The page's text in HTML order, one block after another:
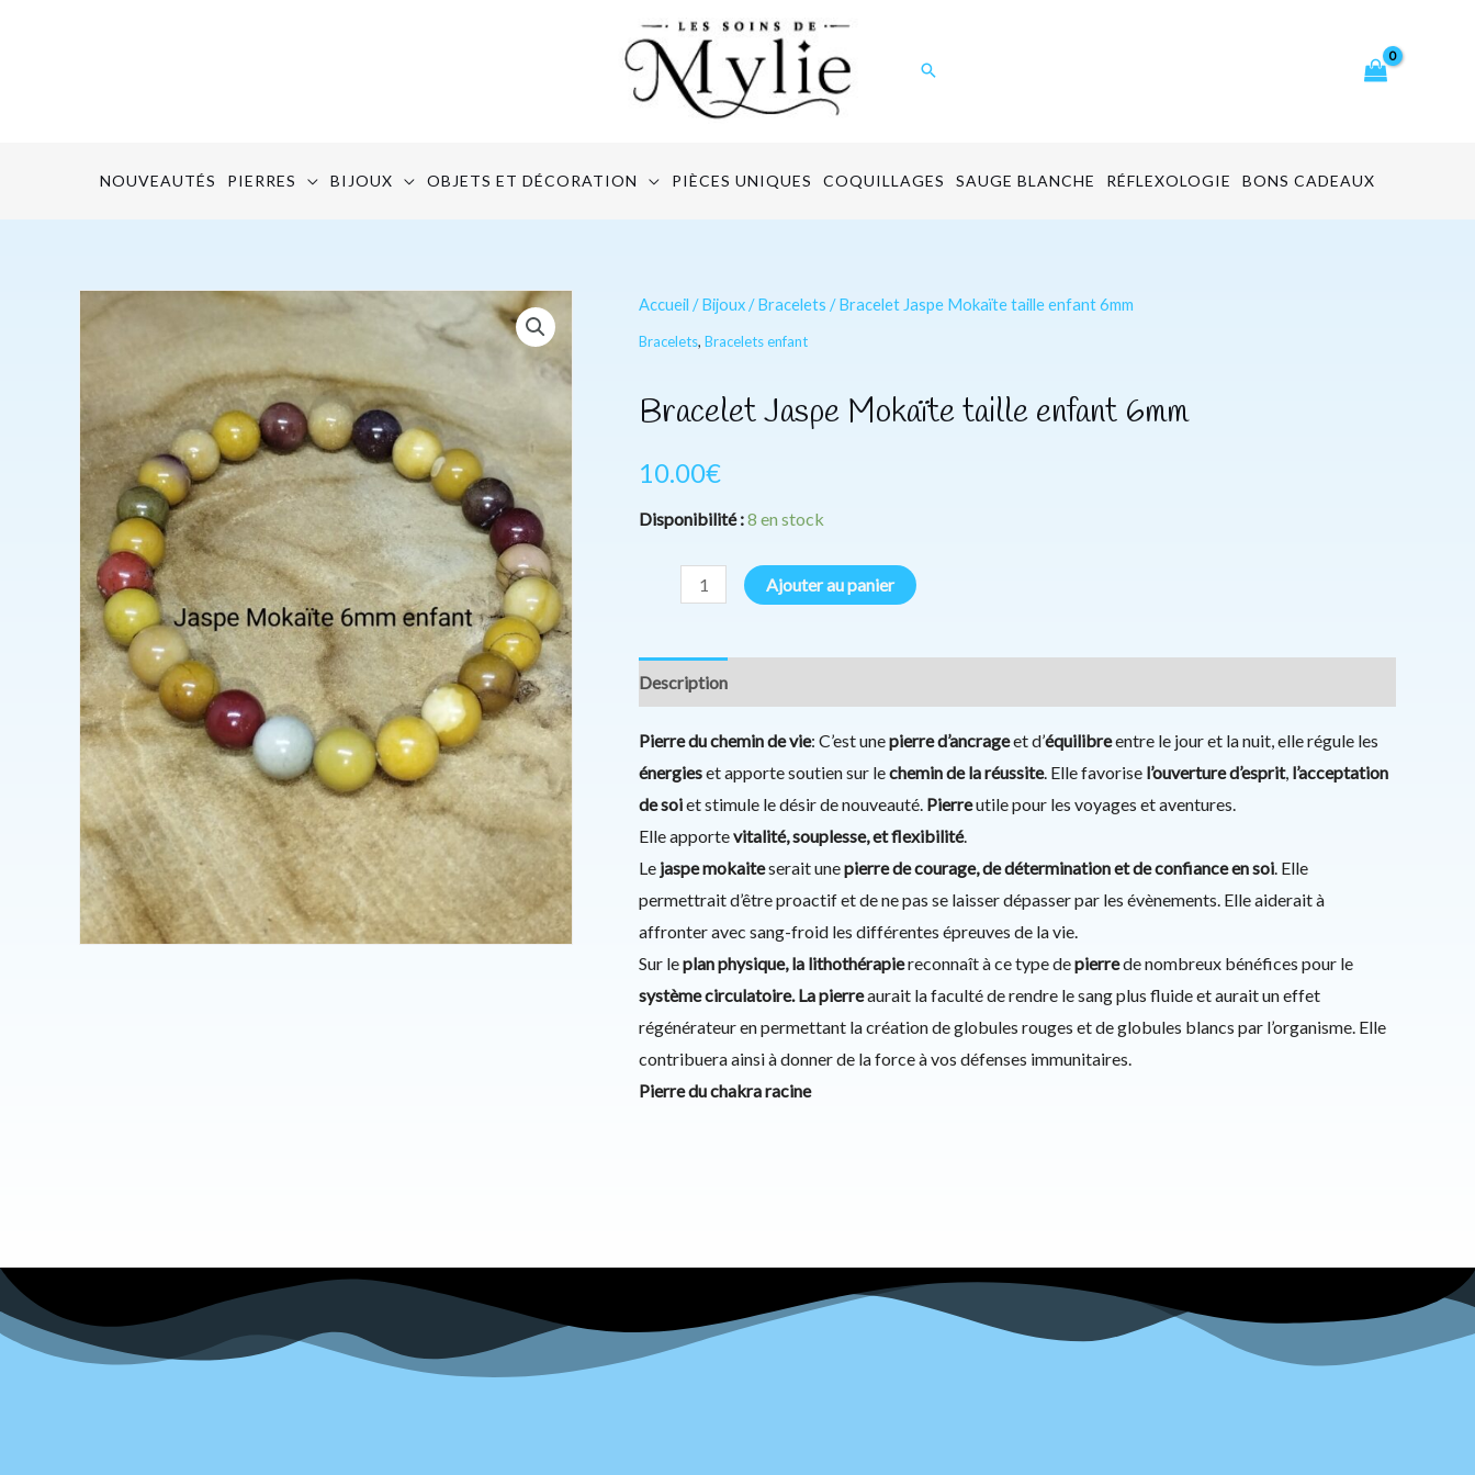
Rechercher
NOUVEAUTÉS PIERRES BIJOUX OBJETS ET DÉCORATION PIÈCES UNIQUES COQUILLAGES SAUGE BLANCHE RÉFLEXOLOGIE BONS CADEAUX
Accueil /Bijoux/Bracelets / Bracelet Jaspe Mokaïte taille enfant 6mm
Bracelets, Bracelets enfant
Bracelet Jaspe Mokaïte taille enfant 6mm
10.00€
Disponibilité :8 en stock
quantité
de
Jaspe
taille
6mm
Ajouter au panier
Description
Pierre du chemin de vie: C’est unepierre d’ancrageet d’équilibreentre le jour et la nuit, elle régule les
énergieset apporte soutien sur lechemin de la réussite. Elle favorise l’ouverture d’esprit, l’acceptation
de soiet stimule le désir de nouveauté. Pierreutile pour les voyages et aventures.
Elle apportevitalité, souplesse, et flexibilité.
Le jaspe mokaiteserait unepierre de courage, de détermination et de confiance en soi. Elle
permettrait d’être proactif et de ne pas se laisser dépasser par les évènements. Elle aiderait à
affronter avec sang-froid les différentes épreuves de la vie.
Sur leplan physique, la lithothérapiereconnaît à ce type depierrede nombreux bénéfices pour le
système circulatoire. La pierreaurait la faculté de rendre le sang plus fluide et aurait un effet
régénérateur en permettant la création de globules rouges et de globules blancs par l’organisme. Elle
contribuera ainsi à donner de la force à vos défenses immunitaires.
Pierre du chakra racine